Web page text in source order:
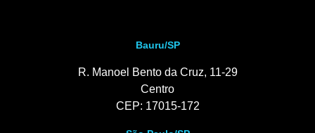
Bauru/SP
R. Manoel Bento da Cruz, 11-29
Centro
CEP: 17015-172